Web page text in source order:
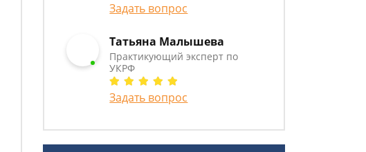
Задать вопрос
Татьяна Малышева
Практикующий эксперт по
УКРФ
Задать вопрос